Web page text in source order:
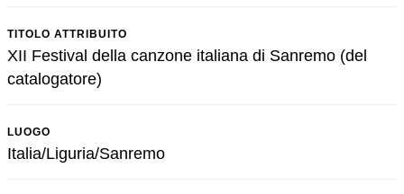
TITOLO ATTRIBUITO
XII Festival della canzone italiana di Sanremo (del
catalogatore)
LUOGO
Italia/Liguria/Sanremo